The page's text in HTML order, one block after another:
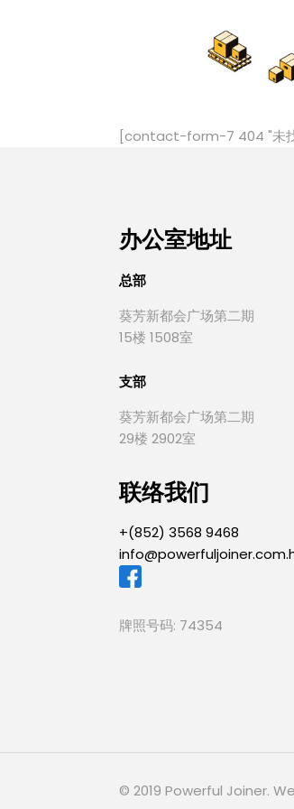
[contact-form-7 404 "未
办公室地址
总部
葵芳新都会广场第二期
15楼 1508室
支部
葵芳新都会广场第二期
29楼 2902室
联络我们
+(852) 3568 9468
牌照号码: 74354
© 2019 Powerful Joiner.